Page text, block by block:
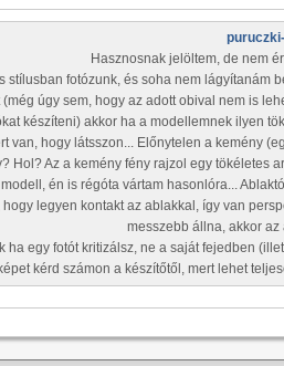
Hasznosnak jelöltem, de nem
stílusban fotózunk, és soha nem lágyítanám
(még úgy sem, hogy az adott obival nem is
készíteni) akkor ha a modellemnek ilyen
van, hogy látsszon... Előnytelen a kemény
Hol? Az a kemény fény rajzol egy tökéletes
én is régóta vártam hasonlóra...
hogy legyen kontakt az ablakkal, így van
messzebb állna, akkor az
ha egy fotót kritizálsz, ne a saját fejedben
képet kérd számon a készítőtől, mert lehet